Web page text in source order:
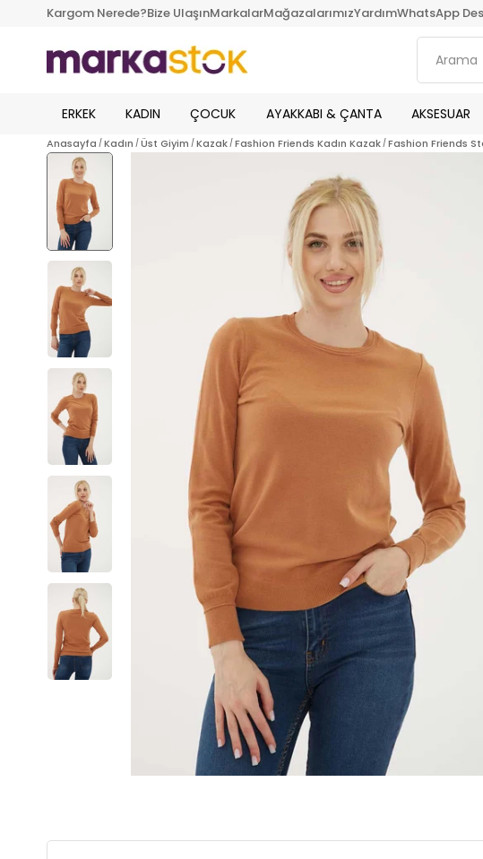
Kargom Nerede?Bize UlaşınMarkalarMağazalarımızYardımWhatsApp
ERKEK KADIN ÇOCUK AYAKKABI & ÇANTA AKSESUAR
Anasayfa Kadın Üst Giyim Kazak Fashion Friends Kadın Kazak Fashion Friends